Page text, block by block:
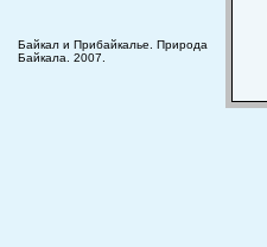
Байкал и Прибайкалье. Природа
Байкала. 2007.